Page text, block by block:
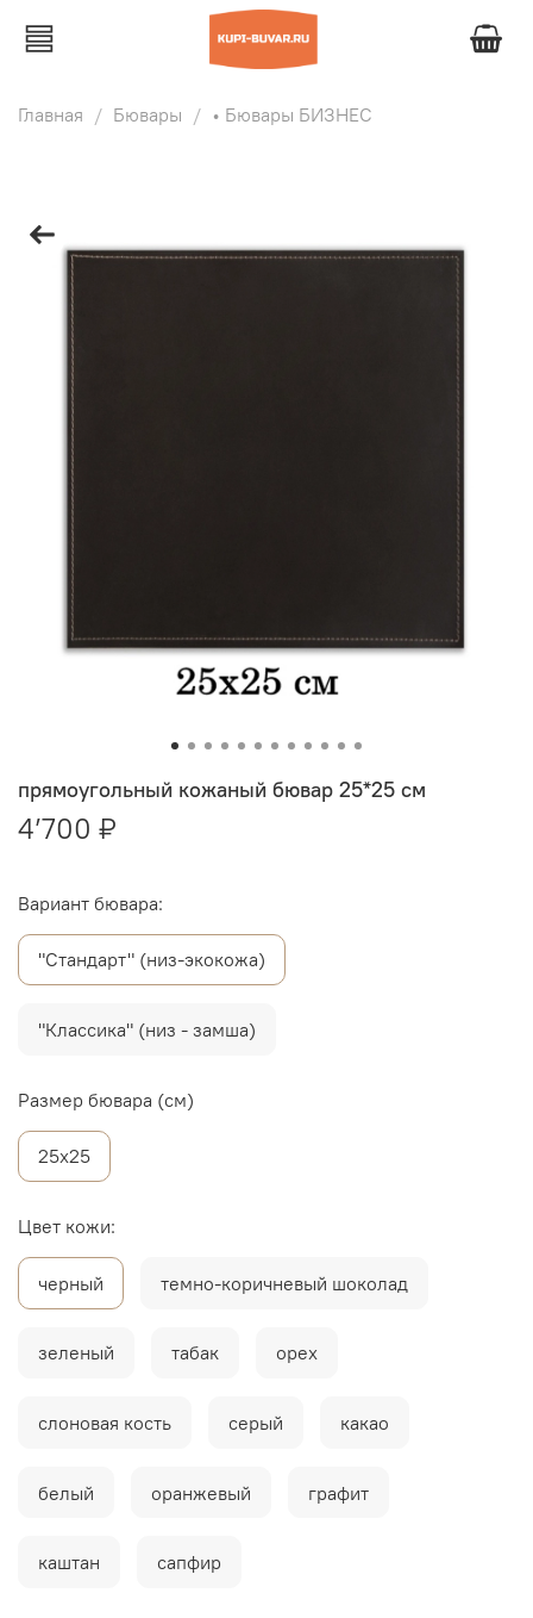
Главная Бювары • Бювары БИЗНЕС
прямоугольный кожаный бювар 25*25 см
4’700 ₽
Вариант бювара:
"Стандарт" (низ-экокожа)
"Классика" (низ - замша)
Размер бювара (см)
25х25
Цвет кожи:
черный темно-коричневый шоколад
зеленый табак орех
слоновая кость серый какао
белый оранжевый графит
каштан сапфир